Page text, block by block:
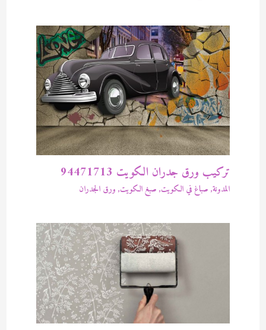
تركيب ورق جدران الكويت 94471713
المدونة, صباغ في الكويت, صبغ الكويت, ورق الجدران